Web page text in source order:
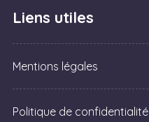
Liens utiles
Mentions légales
Politique de confidentialité